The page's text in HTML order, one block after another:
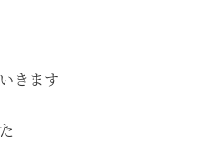
きます